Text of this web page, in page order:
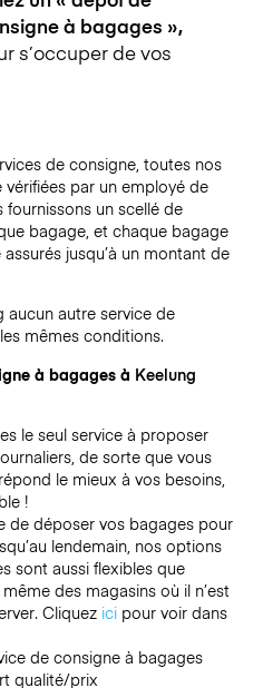
à bagages »,
s’occuper de vos
de consigne,toutes nos
vérifiées par un employé de
un scellé de
bagage, et chaque bagage
jusqu’à un montant de
aucun autre service de
mêmes conditions.
à bagages à Keelung
le seul service à proposer
de sorte que vous
le mieux à vos besoins,
!
de déposer vos bagages pour
lendemain, nos options
sont aussi flexibles que
des magasins où il n’est
Cliquez icipour voir dans
de consigne à bagages
qualité/prix